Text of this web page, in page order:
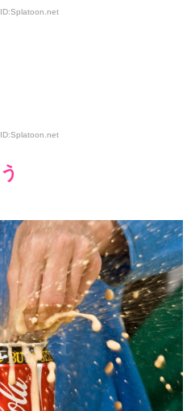
ID:Splatoon.net
ID:Splatoon.net